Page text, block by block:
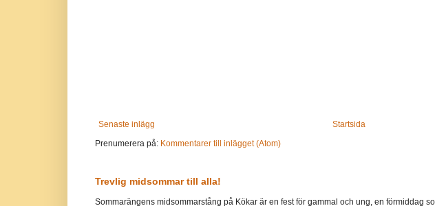
Senaste inlägg
Startsida
Prenumerera på: Kommentarer till inlägget (Atom)
Trevlig midsommar till alla!
Sommarängens midsommarstång på Kökar är en fest för gammal och ung, en förmiddag